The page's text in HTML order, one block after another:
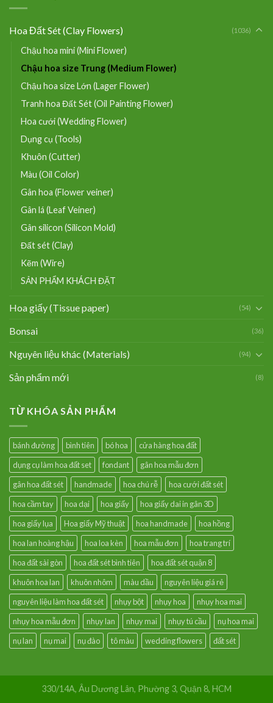
Hoa Đất Sét (Clay Flowers) (1036)
Chậu hoa mini (Mini Flower)
Chậu hoa size Trung (Medium Flower)
Chậu hoa size Lớn (Lager Flower)
Tranh hoa Đất Sét (Oil Painting Flower)
Hoa cưới (Wedding Flower)
Dụng cụ (Tools)
Khuôn (Cutter)
Màu (Oil Color)
Gân hoa (Flower veiner)
Gân lá (Leaf Veiner)
Gân silicon (Silicon Mold)
Đất sét (Clay)
Kẽm (Wire)
SẢN PHẨM KHÁCH ĐẶT
Hoa giấy (Tissue paper) (54)
Bonsai (36)
Nguyên liệu khác (Materials) (94)
Sản phẩm mới (8)
TỪ KHÓA SẢN PHẨM
bánh đường bình tiên bó hoa
cửa hàng hoa đất
dụng cụ làm hoa đất set
fondant
gân hoa mẫu đơn
gân hoa đất sét
handmade hoa chú rễ
hoa cưới đất sét
hoa cầm tay
hoa dại hoa giấy
hoa giấy dai in gân 3D
hoa giấy lụa
Hoa giấy Mỹ thuật hoa handmade
hoa hồng
hoa lan hoàng hậu
hoa loa kèn hoa mẫu đơn
hoa trang trí
hoa đất sài gòn
hoa đất sét bình tiên
hoa đất sét quận 8
khuôn hoa lan
khuôn nhôm màu dầu
nguyên liệu giá rẻ
nguyên liệu làm hoa đất sét
nhụy bột nhụy hoa
nhụy hoa mai
nhụy hoa mẫu đơn
nhụy lan nhụy mai nhụy tú cầu
nụ hoa mai
nụ lan
nụ mai nụ đào tô màu wedding flowers đất sét
330/14A, Âu Dương Lân, Phường 3, Quận 8, HCM